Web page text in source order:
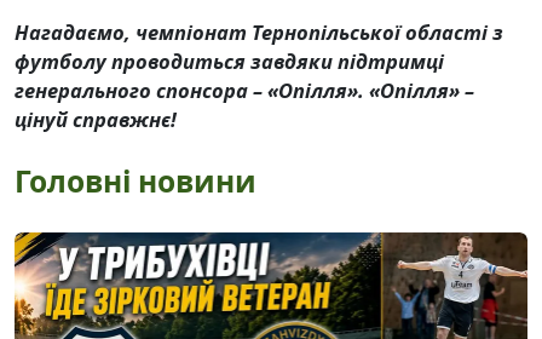
Нагадаємо, чемпіонат Тернопільської області з
футболу проводиться завдяки підтримці
генерального спонсора – «Опілля». «Опілля» –
цінуй справжнє!
Головні новини